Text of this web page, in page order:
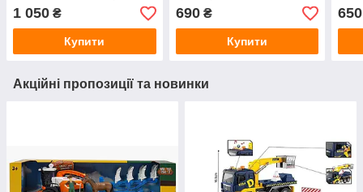
1 050 ₴
Купити
690₴
Купити
650
Акційні пропозиції та новинки